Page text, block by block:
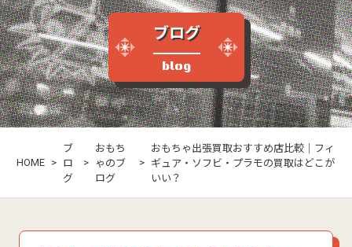
ブログ
blog
HOME >
ブ
ロ
グ
>
おもち
ゃのブ
ログ
>
おもちゃ出張買取おすすめ店比較｜フィ
ギュア・ソフビ・プラモの買取はどこが
いい？